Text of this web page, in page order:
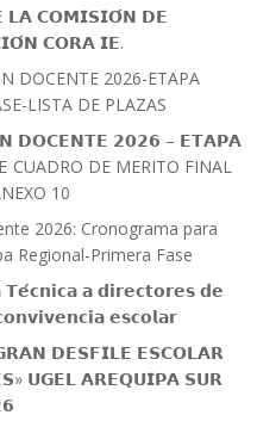
𝗖𝗢𝗠𝗜𝗦𝗜𝗢́𝗡 𝗗𝗘
𝗖𝗢𝗥𝗔 𝗜𝗘.
DOCENTE 2026-ETAPA
LISTA DE PLAZAS
𝗗𝗢𝗖𝗘𝗡𝗧𝗘 𝟮𝟬𝟮𝟲 – 𝗘𝗧𝗔𝗣𝗔
DE MERITO FINAL
10
2026: Cronograma para
Regional-Primera Fase
𝗮 𝗱𝗶𝗿𝗲𝗰𝘁𝗼𝗿𝗲𝘀 𝗱𝗲
𝗲𝘀𝗰𝗼𝗹𝗮𝗿
𝗗𝗘𝗦𝗙𝗜𝗟𝗘 𝗘𝗦𝗖𝗢𝗟𝗔𝗥
𝗨𝗚𝗘𝗟 𝗔𝗥𝗘𝗤𝗨𝗜𝗣𝗔 𝗦𝗨𝗥